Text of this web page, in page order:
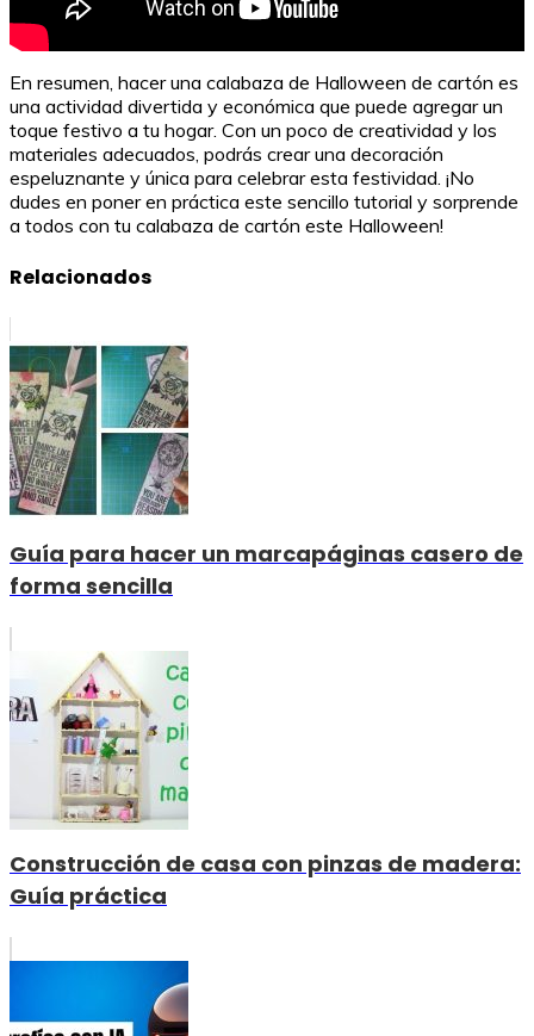
En resumen, hacer una calabaza de Halloween de cartón es
una actividad divertida y económica que puede agregar un
toque festivo a tu hogar. Con un poco de creatividad y los
materiales adecuados, podrás crear una decoración
espeluznante y única para celebrar esta festividad. ¡No
dudes en poner en práctica este sencillo tutorial y sorprende
a todos con tu calabaza de cartón este Halloween!
Relacionados
Guía para hacer un marcapáginas casero de
forma sencilla
Construcción de casa con pinzas de madera:
Guía práctica